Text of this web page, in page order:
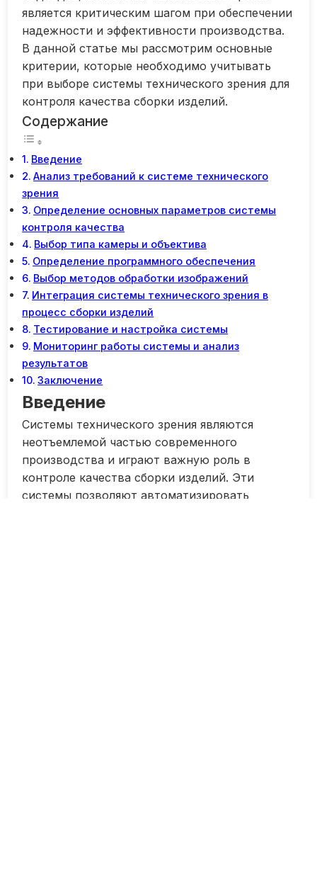
является критическим шагом при обеспечении
надежности и эффективности производства.
В данной статье мы рассмотрим основные
критерии, которые необходимо учитывать
при выборе системы технического зрения для
контроля качества сборки изделий.
Содержание
Введение
Анализ требований к системе технического
зрения
Определение основных параметров системы
контроля качества
Выбор типа камеры и объектива
Определение программного обеспечения
Выбор методов обработки изображений
Интеграция системы технического зрения в
процесс сборки изделий
Тестирование и настройка системы
Мониторинг работы системы и анализ
результатов
Заключение
Введение
Системы технического зрения являются
неотъемлемой частью современного
производства и играют важную роль в
контроле качества сборки изделий. Эти
системы позволяют автоматизировать